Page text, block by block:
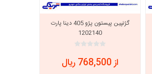
گژنپین پیستون پژو 405 دینا پارت
1202140
از 768,500 ریال